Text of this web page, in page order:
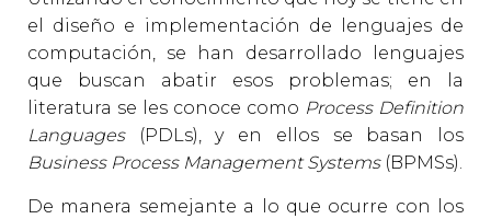
el diseño e implementación de lenguajes de
computación, se han desarrollado lenguajes
que buscan abatir esos problemas; en la
literatura se les conoce como Process Definition
Languages(PDLs), y en ellos se basan los
Business Process Management Systems(BPMSs).
De manera semejante a lo que ocurre con los